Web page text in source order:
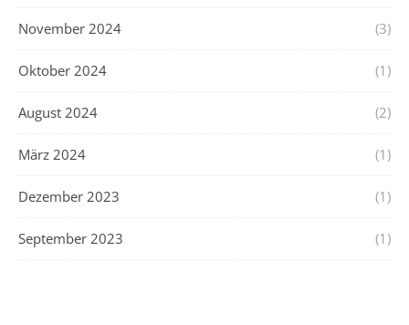
November 2024 (3)
Oktober 2024 (1)
August 2024 (2)
März 2024 (1)
Dezember 2023 (1)
September 2023 (1)